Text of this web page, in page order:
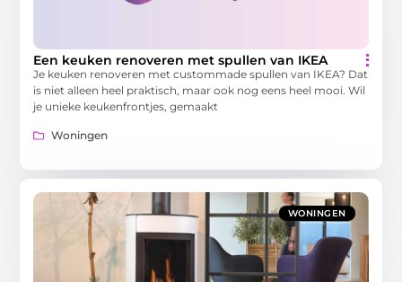
Een keuken renoveren met spullen van IKEA
Je keuken renoveren met custommade spullen van IKEA? Dat
is niet alleen heel praktisch, maar ook nog eens heel mooi. Wil
je unieke keukenfrontjes, gemaakt
Woningen
WONINGEN